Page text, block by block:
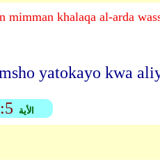
mimman khalaqa al-arda
yatokayo kwa
الأية